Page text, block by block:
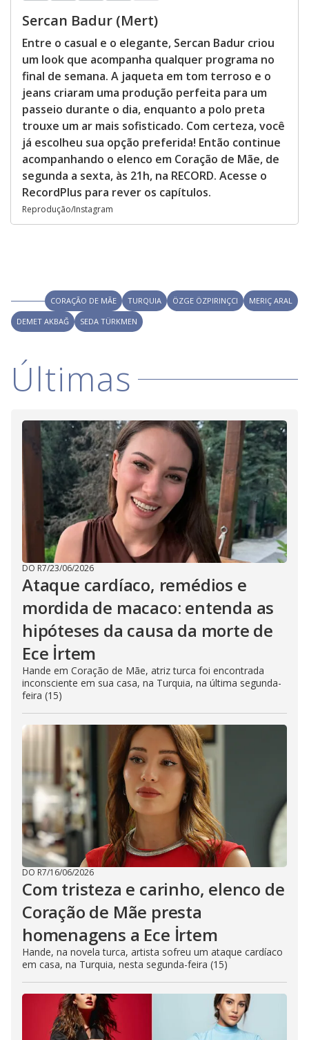
Sercan Badur (Mert)
Entre o casual e o elegante, Sercan Badur criou
um look que acompanha qualquer programa no
final de semana. A jaqueta em tom terroso e o
jeans criaram uma produção perfeita para um
passeio durante o dia, enquanto a polo preta
trouxe um ar mais sofisticado. Com certeza, você
já escolheu sua opção preferida! Então continue
acompanhando o elenco em Coração de Mãe, de
segunda a sexta, às 21h, na RECORD. Acesse o
RecordPlus para rever os capítulos.
Reprodução/Instagram
CORAÇÃO DE MÃE TURQUIA ÖZGE ÖZPIRINÇCI
MERIÇ ARAL
DEMET AKBAĞ
SEDA TÜRKMEN
Últimas
DO R7/23/06/2026
Ataque cardíaco, remédios e
mordida de macaco: entenda as
hipóteses da causa da morte de
Ece İrtem
Hande em Coração de Mãe, atriz turca foi encontrada
inconsciente em sua casa, na Turquia, na última segunda-
feira (15)
DO R7/16/06/2026
Com tristeza e carinho, elenco de
Coração de Mãe presta
homenagens a Ece İrtem
Hande, na novela turca, artista sofreu um ataque cardíaco
em casa, na Turquia, nesta segunda-feira (15)